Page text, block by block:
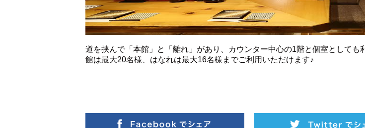
道を挟んで「本館」と「離れ」があり、カウンター中心の1階と個室として
館は最大20名様、はなれは最大16名様までご利用いただけます♪